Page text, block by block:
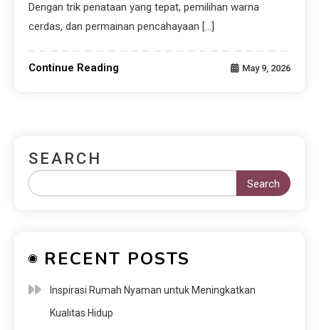
Dengan trik penataan yang tepat, pemilihan warna
cerdas, dan permainan pencahayaan […]
Continue Reading May 9, 2026
SEARCH
Search
RECENT POSTS
Inspirasi Rumah Nyaman untuk Meningkatkan
Kualitas Hidup